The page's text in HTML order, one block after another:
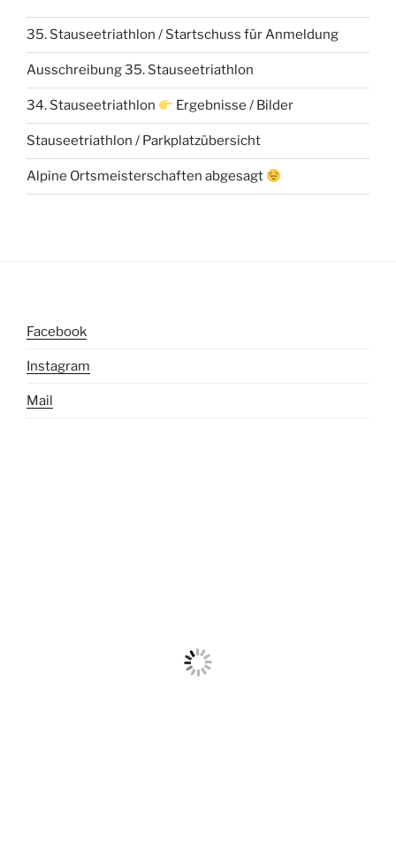
o
e
n
35. Stauseetriathlon / Startschuss für Anmeldung
Ausschreibung 35. Stauseetriathlon
34. Stauseetriathlon Ergebnisse / Bilder
Stauseetriathlon / Parkplatzübersicht
Alpine Ortsmeisterschaften abgesagt
Facebook
Instagram
Mail